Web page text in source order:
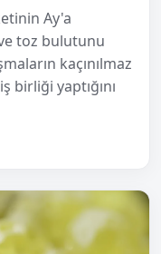
Ay'a
toz bulutunu
kaçınılmaz
birliği yaptığını